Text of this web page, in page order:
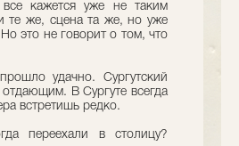
кажется уже не таким
те же, сцена та же, но уже
это не говорит о том, что
удачно. Сургутский
В Сургуте всегда
встретишь редко.
переехали в столицу?